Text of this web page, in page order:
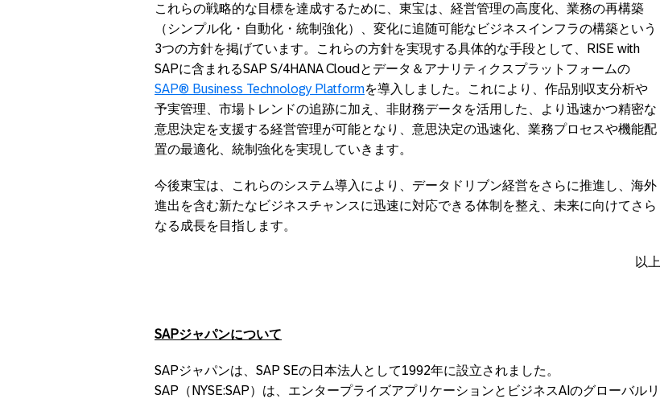
これらの戦略的な目標を達成するために、東宝は、経営管理の高度化、業務の再構築
（シンプル化・自動化・統制強化）、変化に追随可能なビジネスインフラの構築という
3つの方針を掲げています。これらの方針を実現する具体的な手段として、RISE with
SAPに含まれるSAP S/4HANA Cloudとデータ＆アナリティクスプラットフォームの
SAP® Business Technology Platformを導入しました。これにより、作品別収支分析や
予実管理、市場トレンドの追跡に加え、非財務データを活用した、より迅速かつ精密な
意思決定を支援する経営管理が可能となり、意思決定の迅速化、業務プロセスや機能配
置の最適化、統制強化を実現していきます。
今後東宝は、これらのシステム導入により、データドリブン経営をさらに推進し、海外
進出を含む新たなビジネスチャンスに迅速に対応できる体制を整え、未来に向けてさら
なる成長を目指します。
以上
SAPジャパンについて
SAPジャパンは、SAP SEの日本法人として1992年に設立されました。
SAP（NYSE:SAP）は、エンタープライズアプリケーションとビジネスAIのグローバルリ